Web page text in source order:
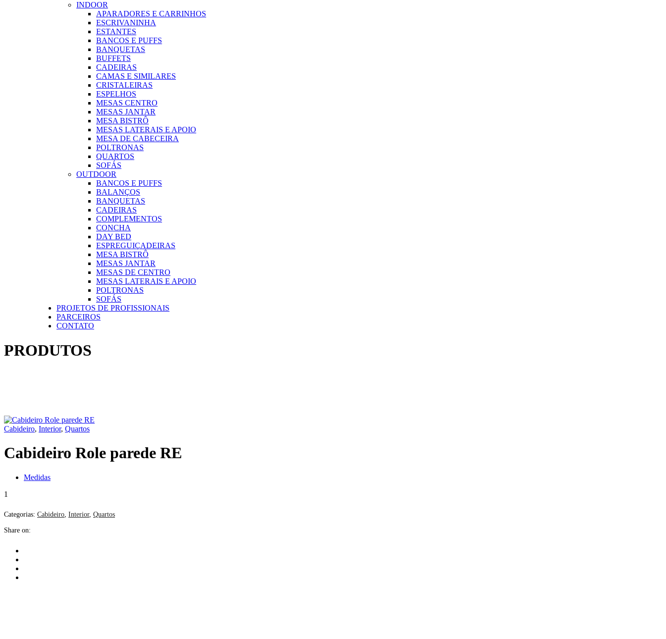
INDOOR
APARADORES E CARRINHOS
ESCRIVANINHA
ESTANTES
BANCOS E PUFFS
BANQUETAS
BUFFETS
CADEIRAS
CAMAS E SIMILARES
CRISTALEIRAS
ESPELHOS
MESAS CENTRO
MESAS JANTAR
MESA BISTRÔ
MESAS LATERAIS E APOIO
MESA DE CABECEIRA
POLTRONAS
QUARTOS
SOFÁS
OUTDOOR
BANCOS E PUFFS
BALANÇOS
BANQUETAS
CADEIRAS
COMPLEMENTOS
CONCHA
DAY BED
ESPREGUIÇADEIRAS
MESA BISTRÔ
MESAS JANTAR
MESAS DE CENTRO
MESAS LATERAIS E APOIO
POLTRONAS
SOFÁS
PROJETOS DE PROFISSIONAIS
PARCEIROS
CONTATO
PRODUTOS
Cabideiro, Interior, Quartos
Cabideiro Role parede RE
Medidas
1
Categorias: Cabideiro Interior, Quartos
Share on: